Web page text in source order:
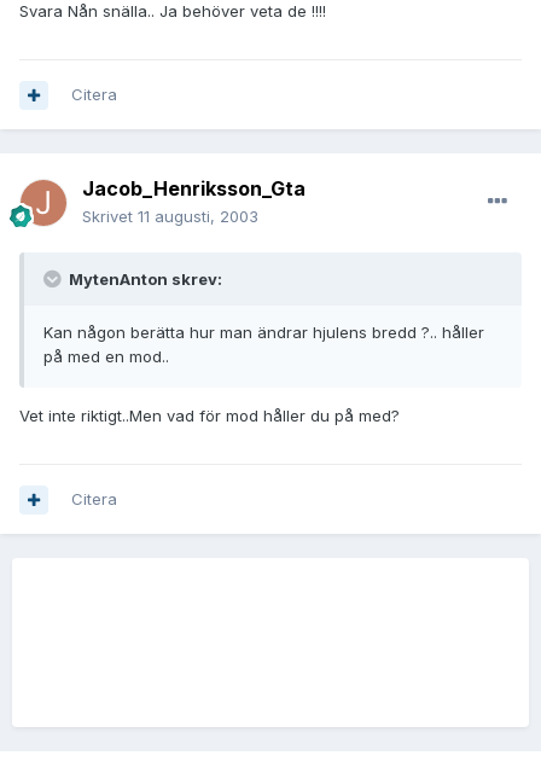
Svara Nån snälla.. Ja behöver veta de !!!!
Citera
Jacob_Henriksson_Gta
Skrivet 11 augusti, 2003
MytenAnton skrev:
Kan någon berätta hur man ändrar hjulens bredd ?.. håller
på med en mod..
Vet inte riktigt..Men vad för mod håller du på med?
Citera